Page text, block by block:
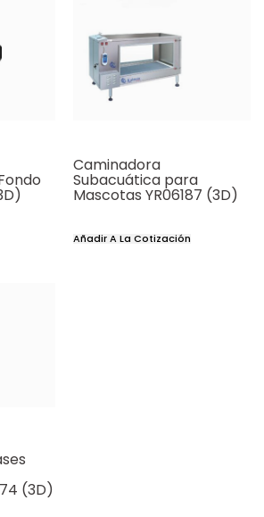
Caminadora
Subacuática para
Mascotas YR06187 (3D)
Añadir A La Cotización
(3D)